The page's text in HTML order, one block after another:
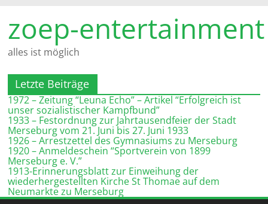
Inhalt
springen
zoep-entertainment
alles ist möglich
Letzte Beiträge
1972 – Zeitung “Leuna Echo” – Artikel “Erfolgreich ist
unser sozialistischer Kampfbund”
1933 – Festordnung zur Jahrtausendfeier der Stadt
Merseburg vom 21. Juni bis 27. Juni 1933
1926 – Arrestzettel des Gymnasiums zu Merseburg
1920 – Anmeldeschein “Sportverein von 1899
Merseburg e. V.”
1913-Erinnerungsblatt zur Einweihung der
wiederhergestellten Kirche St Thomae auf dem
Neumarkte zu Merseburg